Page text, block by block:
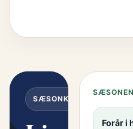
SÆSONKOMPAS
Forår i